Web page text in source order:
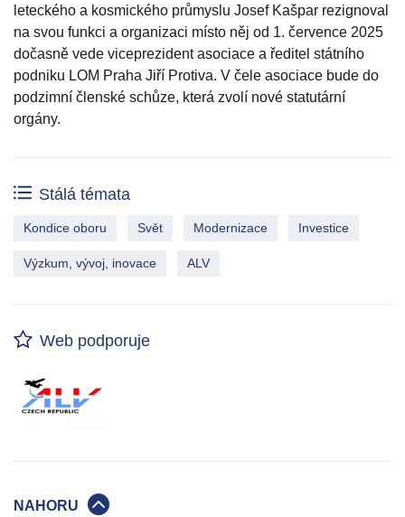
leteckého a kosmického průmyslu Josef Kašpar rezignoval
na svou funkci a organizaci místo něj od 1. července 2025
dočasně vede viceprezident asociace a ředitel státního
podniku LOM Praha Jiří Protiva. V čele asociace bude do
podzimní členské schůze, která zvolí nové statutární
orgány.
Stálá témata
Kondice oboru Svět Modernizace Investice
Výzkum, vývoj, inovace ALV
Web podporuje
NAHORU